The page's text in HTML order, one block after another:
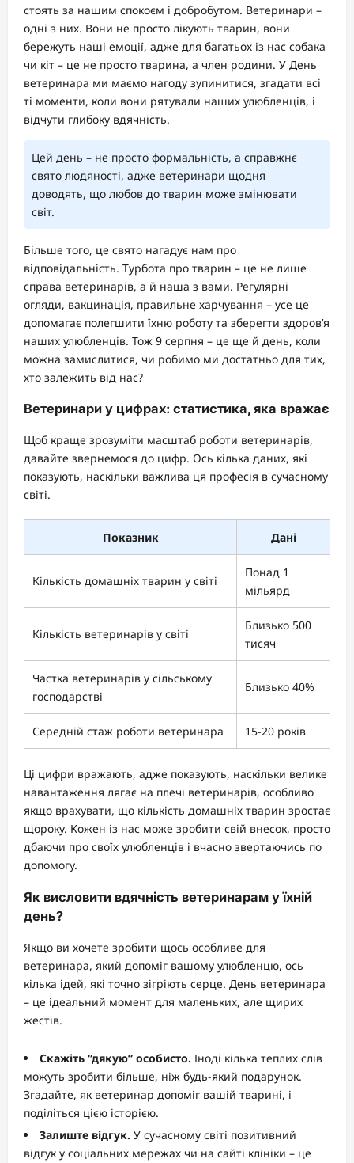
стоять за нашим спокоєм і добробутом. Ветеринари –
одні з них. Вони не просто лікують тварин, вони
бережуть наші емоції, адже для багатьох із нас собака
чи кіт – це не просто тварина, а член родини. У День
ветеринара ми маємо нагоду зупинитися, згадати всі
ті моменти, коли вони рятували наших улюбленців, і
відчути глибоку вдячність.
Цей день – не просто формальність, а справжнє
свято людяності, адже ветеринари щодня
доводять, що любов до тварин може змінювати
світ.
Більше того, це свято нагадує нам про
відповідальність. Турбота про тварин – це не лише
справа ветеринарів, а й наша з вами. Регулярні
огляди, вакцинація, правильне харчування – усе це
допомагає полегшити їхню роботу та зберегти здоров’я
наших улюбленців. Тож 9 серпня – це ще й день, коли
можна замислитися, чи робимо ми достатньо для тих,
хто залежить від нас?
Ветеринари у цифрах: статистика, яка вражає
Щоб краще зрозуміти масштаб роботи ветеринарів,
давайте звернемося до цифр. Ось кілька даних, які
показують, наскільки важлива ця професія в сучасному
світі.
Показник Дані
Кількість домашніх тварин у світі
Понад 1
мільярд
Кількість ветеринарів у світі
Близько 500
тисяч
Частка ветеринарів у сільському
господарстві
Близько 40%
Середній стаж роботи ветеринара 15-20 років
Ці цифри вражають, адже показують, наскільки велике
навантаження лягає на плечі ветеринарів, особливо
якщо врахувати, що кількість домашніх тварин зростає
щороку. Кожен із нас може зробити свій внесок, просто
дбаючи про своїх улюбленців і вчасно звертаючись по
допомогу.
Як висловити вдячність ветеринарам у їхній
день?
Якщо ви хочете зробити щось особливе для
ветеринара, який допоміг вашому улюбленцю, ось
кілька ідей, які точно зігріють серце. День ветеринара
– це ідеальний момент для маленьких, але щирих
жестів.
Скажіть “дякую” особисто. Іноді кілька теплих слів
можуть зробити більше, ніж будь-який подарунок.
Згадайте, як ветеринар допоміг вашій тварині, і
поділіться цією історією.
Залиште відгук. У сучасному світі позитивний
відгук у соціальних мережах чи на сайті клініки – це